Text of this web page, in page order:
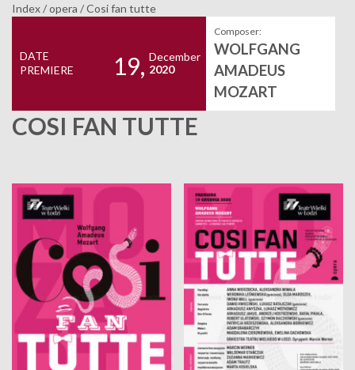
Index/opera /Cosi fan tutte
DATE
PREMIERE
19, December
2020
Composer:
WOLFGANG
AMADEUS
MOZART
COSI FAN TUTTE